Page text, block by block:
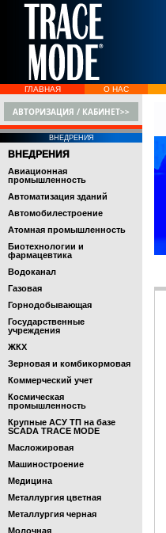
ГЛАВНАЯ О НАС
АВТОРИЗАЦИЯ / КАБИНЕТ>>
ВНЕДРЕНИЯ
ВНЕДРЕНИЯ
Авиационная
промышленность
Автоматизация зданий
Автомобилестроение
Атомная промышленность
Биотехнологии и
фармацевтика
Водоканал
Газовая
Горнодобывающая
Государственные
учреждения
ЖКХ
Зерновая и комбикормовая
Коммерческий учет
Космическая
промышленность
Крупные АСУ ТП на базе
SCADA TRACE MODE
Масложировая
Машиностроение
Медицина
Металлургия цветная
Металлургия черная
Молочная